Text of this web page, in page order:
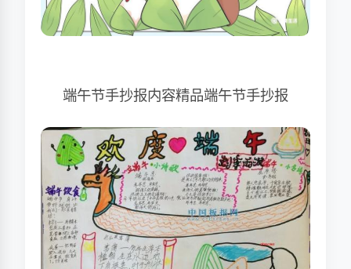
端午节手抄报内容精品端午节手抄报